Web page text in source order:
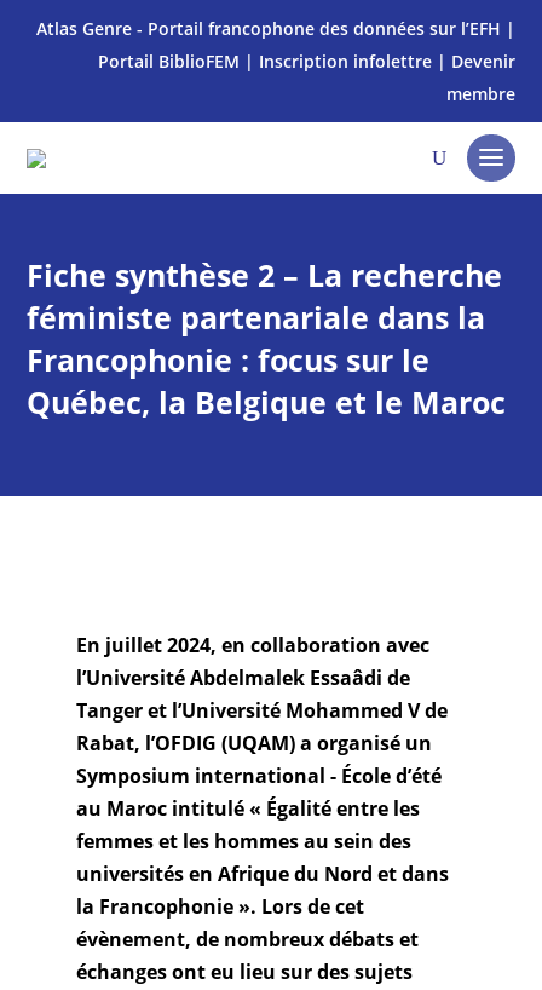
Atlas Genre - Portail francophone des données sur l’EFH |
Portail BiblioFEM | Inscription infolettre| Devenir
membre
Fiche synthèse 2 – La recherche
féministe partenariale dans la
Francophonie : focus sur le
Québec, la Belgique et le Maroc
En juillet 2024, en collaboration avec
l’Université Abdelmalek Essaâdi de
Tanger et l’Université Mohammed V de
Rabat, l’OFDIG (UQAM) a organisé un
Symposium international - École d’été
au Maroc intitulé « Égalité entre les
femmes et les hommes au sein des
universités en Afrique du Nord et dans
la Francophonie ». Lors de cet
évènement, de nombreux débats et
échanges ont eu lieu sur des sujets